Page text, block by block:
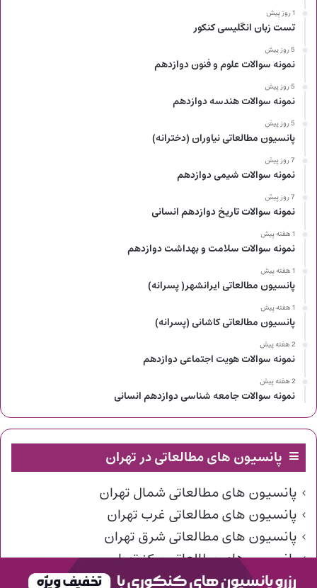
1 روز پیش
تست زبان انگلیسی کنکور
5 روز پیش
نمونه سوالات علوم و فنون دوازدهم
5 روز پیش
نمونه سوالات هندسه دوازدهم
5 روز پیش
پانسیون مطالعاتی نیاوران (دخترانه)
7 روز پیش
نمونه سوالات شیمی دوازدهم
7 روز پیش
نمونه سوالات تاریخ دوازدهم انسانی
1 هفته پیش
نمونه سوالات سلامت و بهداشت دوازدهم
1 هفته پیش
پانسیون مطالعاتی ایرانشهر( پسرانه)
1 هفته پیش
پانسیون مطالعاتی کاشانی (پسرانه)
2 هفته پیش
نمونه سوالات هویت اجتماعی دوازدهم
2 هفته پیش
نمونه سوالات جامعه شناسی دوازدهم انسانی
پانسیون های مطالعاتی در تهران
پانسیون های مطالعاتی شمال تهران
پانسیون های مطالعاتی غرب تهران
پانسیون های مطالعاتی شرق تهران
پانسیون های مطالعاتی مرکز تهران